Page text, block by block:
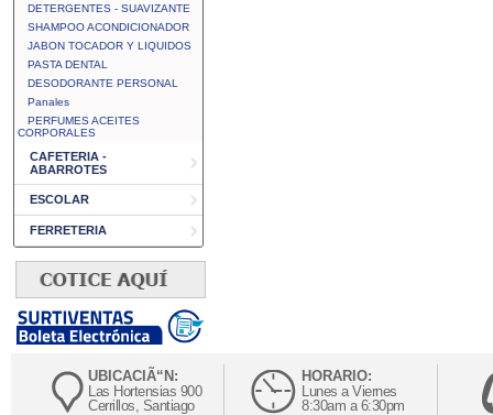
DETERGENTES - SUAVIZANTE
SHAMPOO ACONDICIONADOR
JABON TOCADOR Y LIQUIDOS
PASTA DENTAL
DESODORANTE PERSONAL
Panales
PERFUMES ACEITES
CORPORALES
CAFETERIA -
ABARROTES
ESCOLAR
FERRETERIA
UBICACIÃ“N:
Las Hortensias 900
Cerrillos, Santiago
HORARIO:
Lunes a Viernes
8:30am a 6:30pm